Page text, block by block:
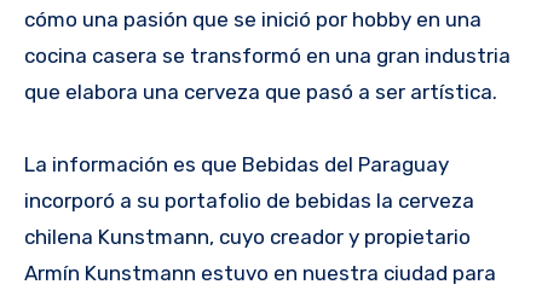
cómo una pasión que se inició por hobby en una
cocina casera se transformó en una gran industria
que elabora una cerveza que pasó a ser artística.
La información es que Bebidas del Paraguay
incorporó a su portafolio de bebidas la cerveza
chilena Kunstmann, cuyo creador y propietario
Armín Kunstmann estuvo en nuestra ciudad para